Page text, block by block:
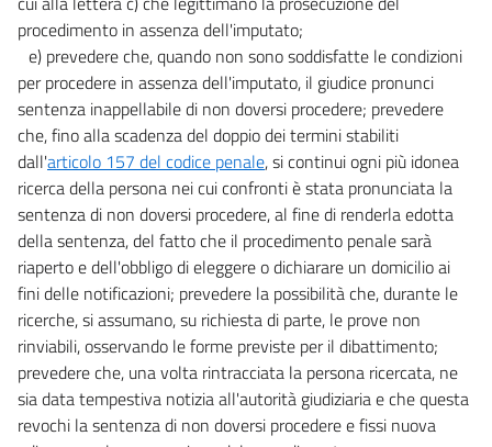
procedimento in assenza dell'imputato;
e) prevedere che, quando non sono soddisfatte le condizioni
per procedere in assenza dell'imputato, il giudice pronunci
sentenza inappellabile di non doversi procedere; prevedere
che, fino alla scadenza del doppio dei termini stabiliti
dall'articolo 157 del codice penale, si continui ogni più idonea
ricerca della persona nei cui confronti è stata pronunciata la
sentenza di non doversi procedere, al fine di renderla edotta
della sentenza, del fatto che il procedimento penale sarà
riaperto e dell'obbligo di eleggere o dichiarare un domicilio ai
fini delle notificazioni; prevedere la possibilità che, durante le
ricerche, si assumano, su richiesta di parte, le prove non
rinviabili, osservando le forme previste per il dibattimento;
prevedere che, una volta rintracciata la persona ricercata, ne
sia data tempestiva notizia all'autorità giudiziaria e che questa
revochi la sentenza di non doversi procedere e fissi nuova